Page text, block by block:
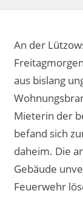
An der
aus bislang
Mieterin der
befand sich
daheim. Die
Gebäude
Feuerwehr